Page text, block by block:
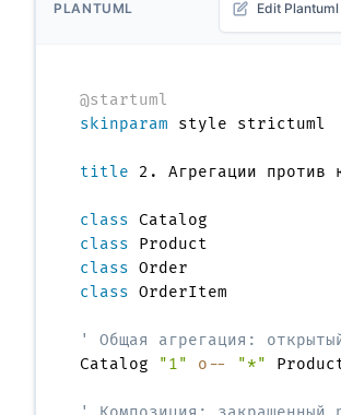
PLANTUML Edit
@startuml
skinparam style strictuml
title 2. Агрегации против
class
class
class
class OrderItem
' Общая агрегация:
Catalog
"1" o-- "*"